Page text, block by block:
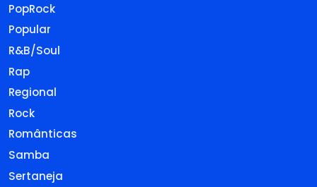
PopRock
Popular
R&B/Soul
Rap
Regional
Rock
Românticas
Samba
Sertaneja